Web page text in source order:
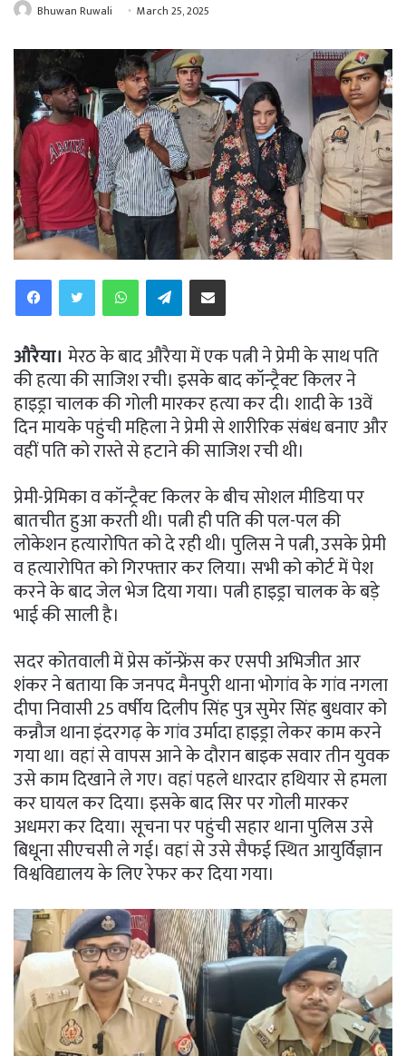
Bhuwan Ruwali March 25, 2025
WhatsAppTelegramShare via Email
औरैया। मेरठ के बाद औरैया में एक पत्नी ने प्रेमी के साथ पति
की हत्या की साजिश रची। इसके बाद कॉन्‍ट्रैक्ट किलर ने
हाइड्रा चालक की गोली मारकर हत्या कर दी। शादी के 13वें
दिन मायके पहुंची महिला ने प्रेमी से शारीरिक संबंध बनाए और
वहीं पति को रास्ते से हटाने की साजिश रची थी।
प्रेमी-प्रेमिका व कॉन्‍ट्रैक्ट किलर के बीच सोशल मीडिया पर
बातचीत हुआ करती थी। पत्नी ही पति की पल-पल की
लोकेशन हत्यारोपित को दे रही थी। पुलिस ने पत्नी, उसके प्रेमी
व हत्यारोपित को गिरफ्तार कर लिया। सभी को कोर्ट में पेश
करने के बाद जेल भेज दिया गया। पत्नी हाइड्रा चालक के बड़े
भाई की साली है।
सदर कोतवाली में प्रेस कॉन्‍फ्रेंस कर एसपी अभिजीत आर
शंकर ने बताया कि जनपद मैनपुरी थाना भोगांव के गांव नगला
दीपा निवासी 25 वर्षीय दिलीप सिंह पुत्र सुमेर सिंह बुधवार को
कन्नौज थाना इंदरगढ़ के गांव उर्मादा हाइड्रा लेकर काम करने
गया था। वहां से वापस आने के दौरान बाइक सवार तीन युवक
उसे काम दिखाने ले गए। वहां पहले धारदार हथियार से हमला
कर घायल कर दिया। इसके बाद सिर पर गोली मारकर
अधमरा कर दिया। सूचना पर पहुंची सहार थाना पुलिस उसे
बिधूना सीएचसी ले गई। वहां से उसे सैफई स्थित आयुर्विज्ञान
विश्वविद्यालय के लिए रेफर कर दिया गया।